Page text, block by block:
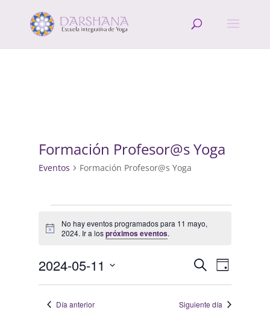
Formación Profesor@s Yoga
Eventos Formación Profesor@s Yoga
Eventos
en
mayo,
2024
Aviso
No hay eventos programados para 11 mayo,
2024. Ir a lospróximos eventos.
de
y
Buscar
de
vistas
de
Día
2024-05-11
fecha.Día anterior Siguiente día